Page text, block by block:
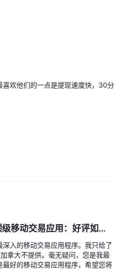
欢他们的一点是提现速度快，30分
移动交易应用：好评如
入的移动交易应用程序。我只给了
拿大不提供。毫无疑问，您是我最
好的移动交易应用程序，希望您将